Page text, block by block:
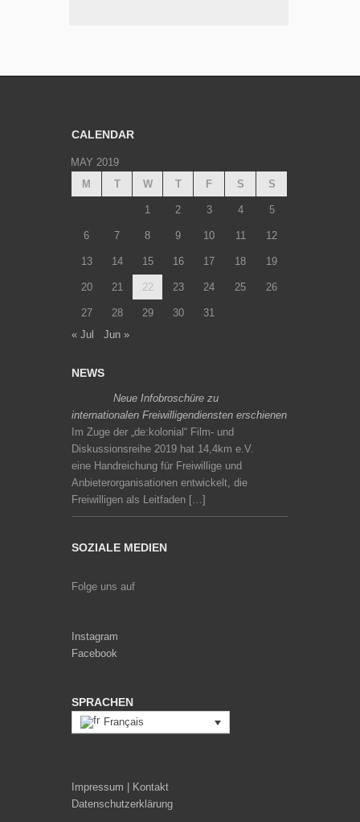
CALENDAR
MAY 2019
M
T W T F S S
1 2 3 4 5
6 7 8 9 10 11 12
13 14 15 16 17 18 19
20 21 22 23 24 25 26
27 28 29 30
31
« Jul
Jun »
NEWS
Neue Infobroschüre zu
internationalen Freiwilligendiensten erschienen
Im Zuge der „de:kolonial“ Film- und
Diskussionsreihe 2019 hat 14,4km e.V.
eine Handreichung für Freiwillige und
Anbieterorganisationen entwickelt, die
Freiwilligen als Leitfaden […]
SOZIALE MEDIEN
Folge uns auf
Instagram
Facebook
SPRACHEN
Français
Impressum | Kontakt
Datenschutzerklärung